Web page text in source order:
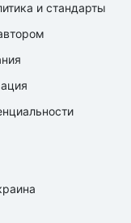
и стандарты